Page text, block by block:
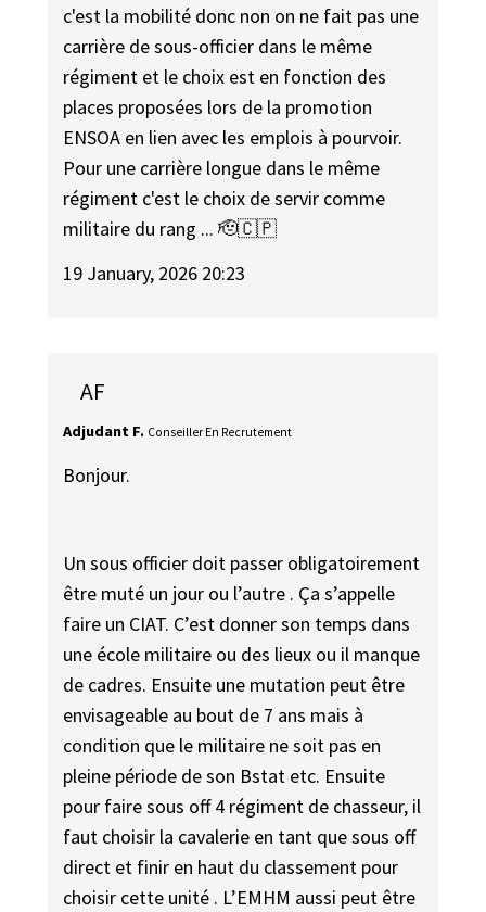
c'est la mobilité donc non on ne fait pas une
carrière de sous-officier dans le même
régiment et le choix est en fonction des
places proposées lors de la promotion
ENSOA en lien avec les emplois à pourvoir.
Pour une carrière longue dans le même
régiment c'est le choix de servir comme
militaire du rang ... 🫡🇨🇵
19 January, 2026 20:23
AF
Adjudant F. Conseiller En Recrutement
Bonjour.
Un sous officier doit passer obligatoirement
être muté un jour ou l’autre . Ça s’appelle
faire un CIAT. C’est donner son temps dans
une école militaire ou des lieux ou il manque
de cadres. Ensuite une mutation peut être
envisageable au bout de 7 ans mais à
condition que le militaire ne soit pas en
pleine période de son Bstat etc. Ensuite
pour faire sous off 4 régiment de chasseur, il
faut choisir la cavalerie en tant que sous off
direct et finir en haut du classement pour
choisir cette unité . L’EMHM aussi peut être